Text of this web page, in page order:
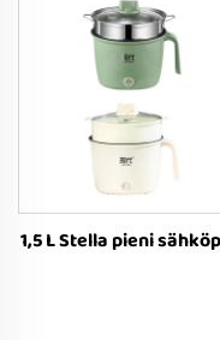
1,5 L Stella pieni